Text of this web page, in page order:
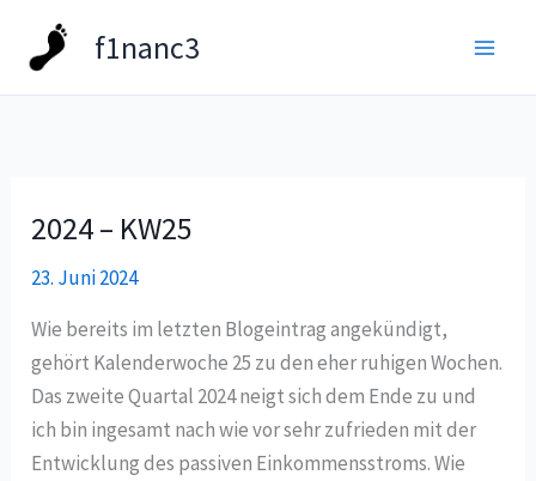
Inhalt
f1nanc3
2024 – KW25
23. Juni 2024
Wie bereits im letzten Blogeintrag angekündigt,
gehört Kalenderwoche 25 zu den eher ruhigen Wochen.
Das zweite Quartal 2024 neigt sich dem Ende zu und
ich bin ingesamt nach wie vor sehr zufrieden mit der
Entwicklung des passiven Einkommensstroms. Wie
2024
KW25